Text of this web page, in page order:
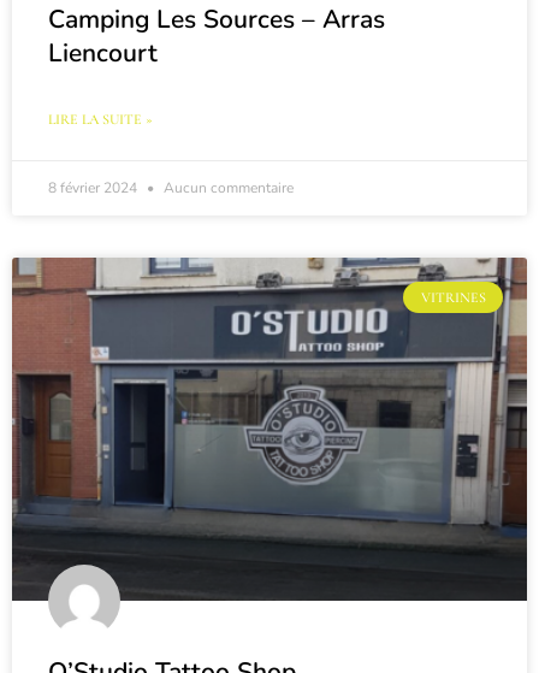
Camping Les Sources – Arras
Liencourt
LIRE LA SUITE »
8 février 2024 Aucun commentaire
VITRINES